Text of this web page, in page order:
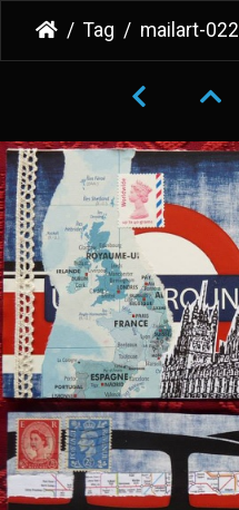
Tag mailart-022